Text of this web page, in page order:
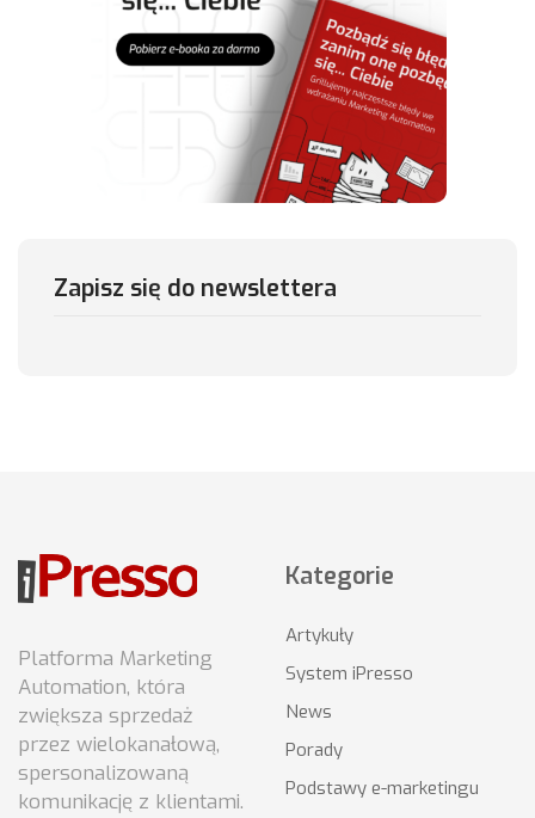
Zapisz się do newslettera
Platforma Marketing
Automation, która
zwiększa sprzedaż
przez wielokanałową,
spersonalizowaną
komunikację z klientami.
Kategorie
Artykuły
System iPresso
News
Porady
Podstawy e-marketingu